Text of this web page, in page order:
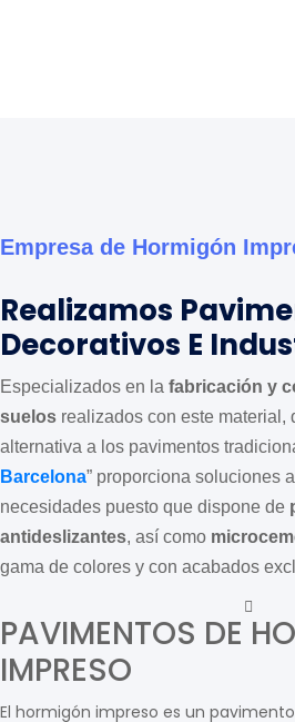
Empresa de Hormigón
Realizamos
Decorativos E
Especializados en la fabricación y
suelos realizados con este material,
alternativa a los pavimentos
Barcelona” proporciona soluciones
necesidades puesto que dispone de
antideslizantes, así como
gama de colores y con acabados
PAVIMENTOS DE
IMPRESO
El hormigón impreso es un